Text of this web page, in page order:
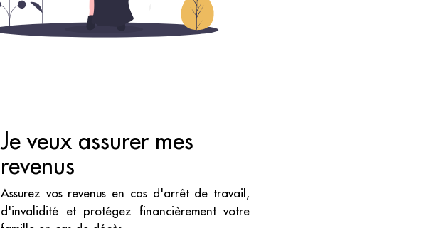
Je veux assurer mes
revenus
Assurez vos revenus en cas d'arrêt de travail,
d'invalidité et protégez financièrement votre